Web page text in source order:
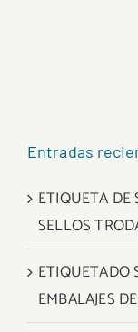
Entradas
ETIQUETA DE
SELLOS
ETIQUETADO
EMBALAJES